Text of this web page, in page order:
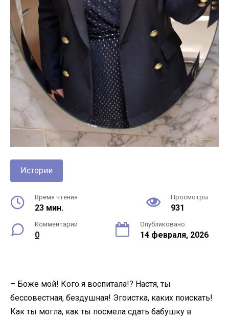
Истории
Время чтения
23 мин.
Просмотры
931
Комментарии
0
Опубликовано
14 февраля, 2026
– Боже мой! Кого я воспитала!? Настя, ты
бессовестная, бездушная! Эгоистка, каких поискать!
Как ты могла, как ты посмела сдать бабушку в